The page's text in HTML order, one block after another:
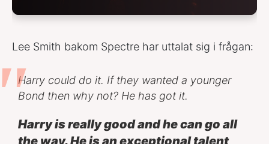
Lee Smith bakom Spectre har uttalat sig i frågan:
Harry could do it. If they wanted a younger
Bond then why not? He has got it.
Harry is really good and he can go all
the way. He is an exceptional talent